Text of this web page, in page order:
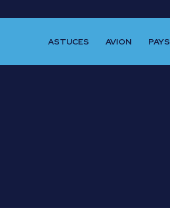
ASTUCES AVION PAYS